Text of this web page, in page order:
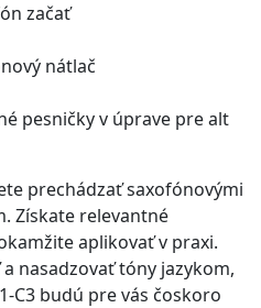
začať
nátlač
pesničky v úprave pre alt
prechádzať saxofónovými
Získate relevantné
aplikovať v praxi.
nasadzovať tóny jazykom,
C3 budú pre vás čoskoro